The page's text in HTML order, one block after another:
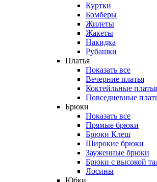
Куртки
Бомберы
Жилеты
Жакеты
Накидка
Рубашки
Платья
Показать все
Вечерние платья
Коктейльные платья
Повседневные
Брюки
Показать все
Прямые брюки
Брюки Клеш
Широкие брюки
Зауженные брюки
Брюки с высокой
Лосины
Юбки